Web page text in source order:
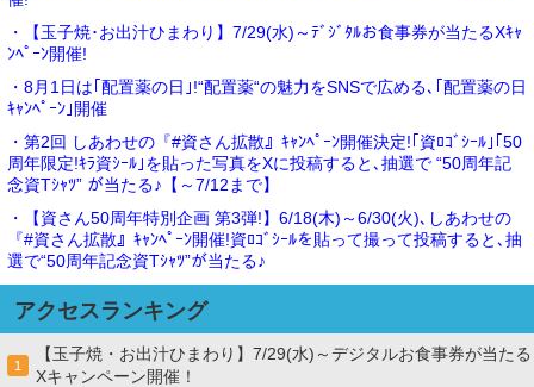
・【玉子焼･お出汁ひまわり】7/29(水)～ﾃﾞｼﾞﾀﾙお食事券が当たるXｷｬ
ﾝﾍﾟｰﾝ開催!
・8月1日は｢配置薬の日｣!“配置薬“の魅力をSNSで広める､｢配置薬の日
ｷｬﾝﾍﾟｰﾝ｣開催
・第2回 しあわせの『#資さん拡散』ｷｬﾝﾍﾟｰﾝ開催決定!｢資ﾛｺﾞｼｰﾙ｣｢50
周年限定!ｷﾗ資ｼｰﾙ｣を貼った写真をXに投稿すると､抽選で “50周年記
念資Tｼｬﾂ” が当たる♪【～7/12まで】
・【資さん50周年特別企画 第3弾!】6/18(木)～6/30(火)､しあわせの
『#資さん拡散』ｷｬﾝﾍﾟｰﾝ開催!資ﾛｺﾞｼｰﾙを貼って撮って投稿すると､抽
選で“50周年記念資Tｼｬﾂ”が当たる♪
アクセスランキング
1
【玉子焼・お出汁ひまわり】7/29(水)～デジタルお食事券が当たる
Xキャンペーン開催！